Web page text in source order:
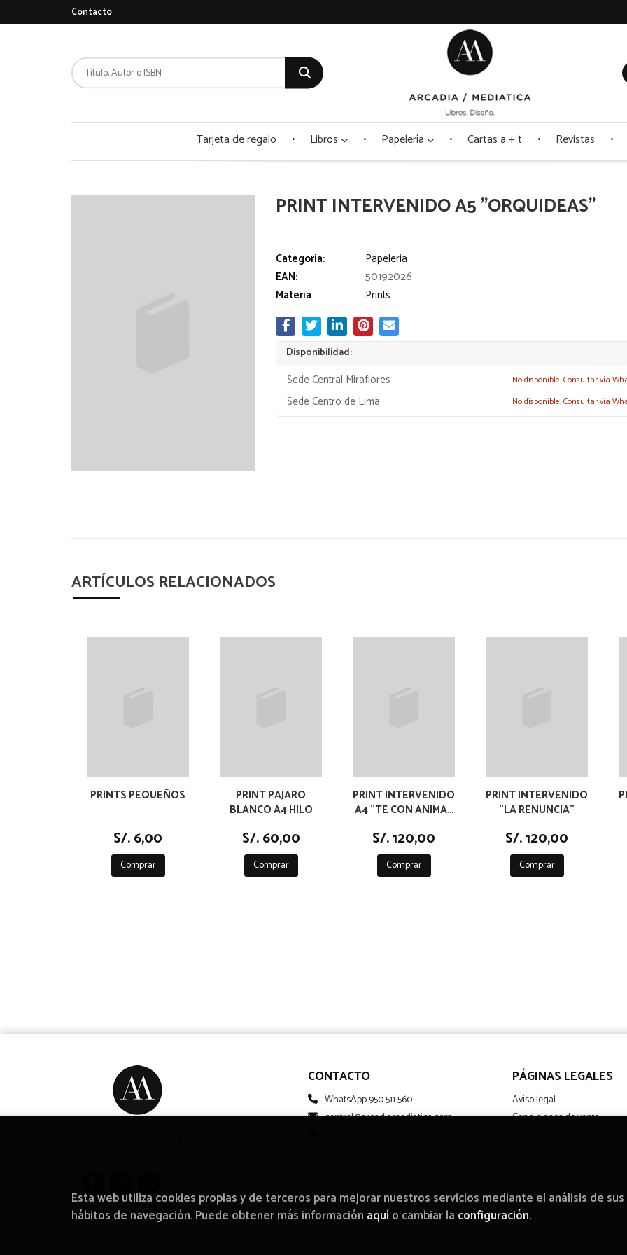
Contacto
Tarjeta de regalo Libros Papelería Cartas a + t Revistas
PRINT INTERVENIDO A5 "ORQUIDEAS"
Categoría:
Papeleria
EAN:
50192026
Materia
Prints
Disponibilidad:
Sede Central Miraflores No disponible. Consultar vía
Sede Centro de Lima No disponible. Consultar vía
ARTÍCULOS RELACIONADOS
PRINTS PEQUEÑOS
S/. 6,00
Comprar
PRINT PAJARO
BLANCO A4 HILO
S/. 60,00
Comprar
PRINT INTERVENIDO
A4 "TE CON ANIMAS
S/. 120,00
Comprar
PRINT INTERVENIDO
"LA RENUNCIA"
S/. 120,00
Comprar
CONTACTO
WhatsApp 950 511 560
central@arcadiamediatica.com
PÁGINAS LEGALES
Aviso legal
Condiciones de venta
Esta web utiliza cookies propias y de terceros para mejorar nuestros servicios mediante el análisis de sus
hábitos de navegación. Puede obtener más información aquío cambiar la configuración.